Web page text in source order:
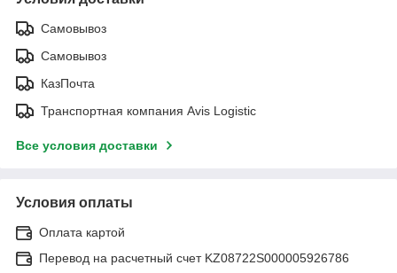
Самовывоз
Самовывоз
КазПочта
Транспортная компания Avis Logistic
Все условия доставки
Условия оплаты
Оплата картой
Перевод на расчетный счет KZ08722S000005926786